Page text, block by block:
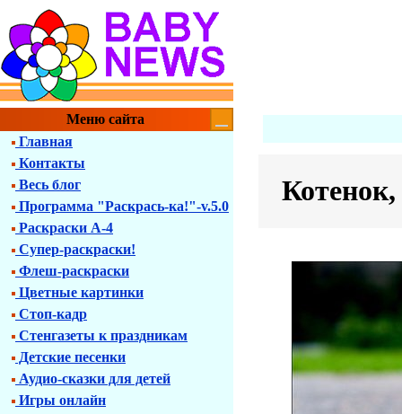
Меню сайта
Главная
Контакты
Весь блог
Программа "Раскрась-ка!"-v.5.0
Раскраски А-4
Супер-раскраски!
Флеш-раскраски
Цветные картинки
Стоп-кадр
Стенгазеты к праздникам
Детские песенки
Аудио-сказки для детей
Игры онлайн